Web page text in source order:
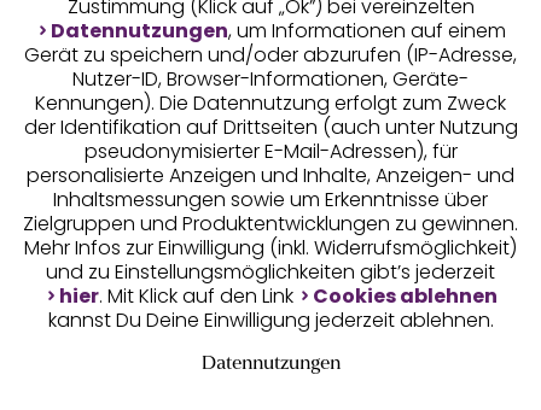
Geprüfte Sicherheit
Unsere Apps
Zustimmung (Klick auf „Ok”) bei vereinzelten
Datennutzungen, um Informationen auf einem
Gerät zu speichern und/oder abzurufen (IP-Adresse,
Nutzer-ID, Browser-Informationen, Geräte-
Kennungen). Die Datennutzung erfolgt zum Zweck
der Identifikation auf Drittseiten (auch unter Nutzung
pseudonymisierter E-Mail-Adressen), für
personalisierte Anzeigen und Inhalte, Anzeigen- und
Inhaltsmessungen sowie um Erkenntnisse über
Zielgruppen und Produktentwicklungen zu gewinnen.
Mehr Infos zur Einwilligung (inkl. Widerrufsmöglichkeit)
und zu Einstellungsmöglichkeiten gibt’s jederzeit
hier. Mit Klick auf den Link
Cookies ablehnen
kannst Du Deine Einwilligung jederzeit ablehnen.
Datennutzungen